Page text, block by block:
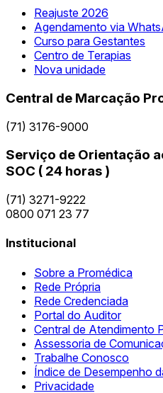
Reajuste 2026
Agendamento via
Curso para Gestantes
Centro de Terapias
Nova unidade
Central de Marcação
(71) 3176-9000
Serviço de Orientação
SOC ( 24 horas )
(71) 3271-9222
0800 071 23 77
Institucional
Sobre a Promédica
Rede Própria
Rede Credenciada
Portal do Auditor
Central de Atendimento
Assessoria de
Trabalhe Conosco
Índice de Desempenho
Privacidade